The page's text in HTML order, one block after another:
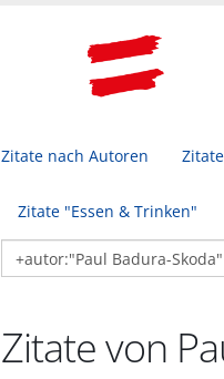
Zitate nach Autoren
Zitate "Essen & Trinken"
Zitate von